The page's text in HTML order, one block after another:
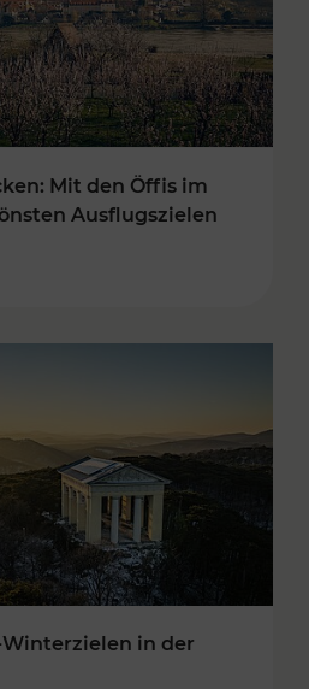
Mit den Öffis im
Ausflugszielen
in der